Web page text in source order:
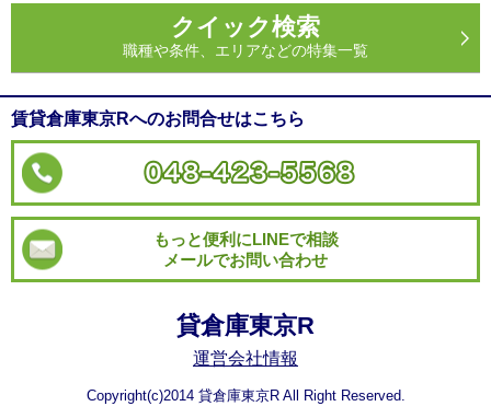
クイック検索
職種や条件、エリアなどの特集一覧
賃貸倉庫東京Rへのお問合せはこちら
もっと便利にLINEで相談
メールでお問い合わせ
貸倉庫東京R
運営会社情報
Copyright(c)2014 貸倉庫東京R All Right Reserved.